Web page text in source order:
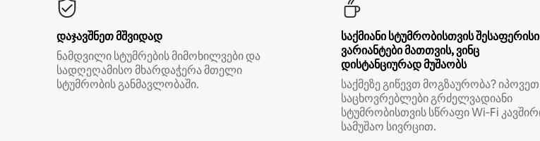
დაჯავშნეთ მშვიდად
ნამდვილი სტუმრების მიმოხილვები და
სადღეღამისო მხარდაჭერა მთელი
სტუმრობის განმავლობაში.
საქმიანი სტუმრობისთვის შესაფერისი
ვარიანტები მათთვის, ვინც
დისტანციურად მუშაობს
საქმეზე გიწევთ მოგზაურობა? იპოვეთ
საცხოვრებლები გრძელვადიანი
სტუმრობისთვის სწრაფი Wi‑Fi
სამუშაო სივრცით.